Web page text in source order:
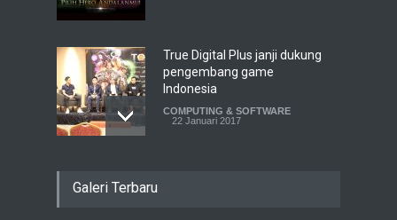
True Digital Plus janji dukung
pengembang game
Indonesia
COMPUTING & SOFTWARE
22 Januari 2017
Galeri Terbaru